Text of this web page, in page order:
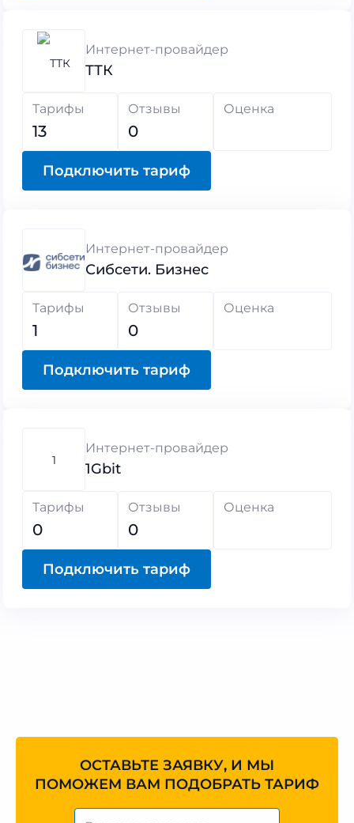
Интернет-провайдер
ТТК
Тарифы
13
Отзывы
0
Оценка
Подключить тариф
Интернет-провайдер
Сибсети. Бизнес
Тарифы
1
Отзывы
0
Оценка
Подключить тариф
1
Интернет-провайдер
1Gbit
Тарифы
0
Отзывы
0
Оценка
Подключить тариф
ОСТАВЬТЕ ЗАЯВКУ, И МЫ
ПОМОЖЕМ ВАМ ПОДОБРАТЬ ТАРИФ